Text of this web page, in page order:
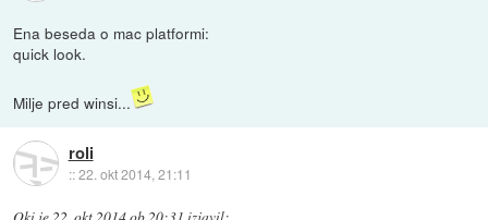
Ena beseda o mac platformi:
quick look.
Milje pred winsi...
roli
::22. okt 2014, 21:11